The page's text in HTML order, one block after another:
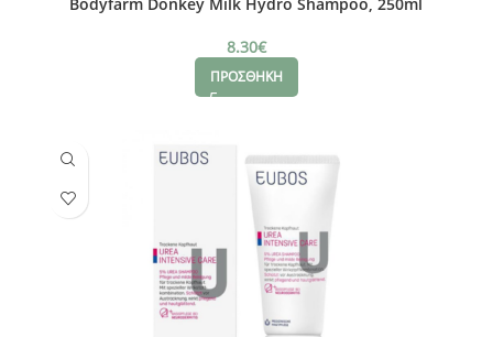
8.30€
ΠΡΟΣΘΗΚΗ